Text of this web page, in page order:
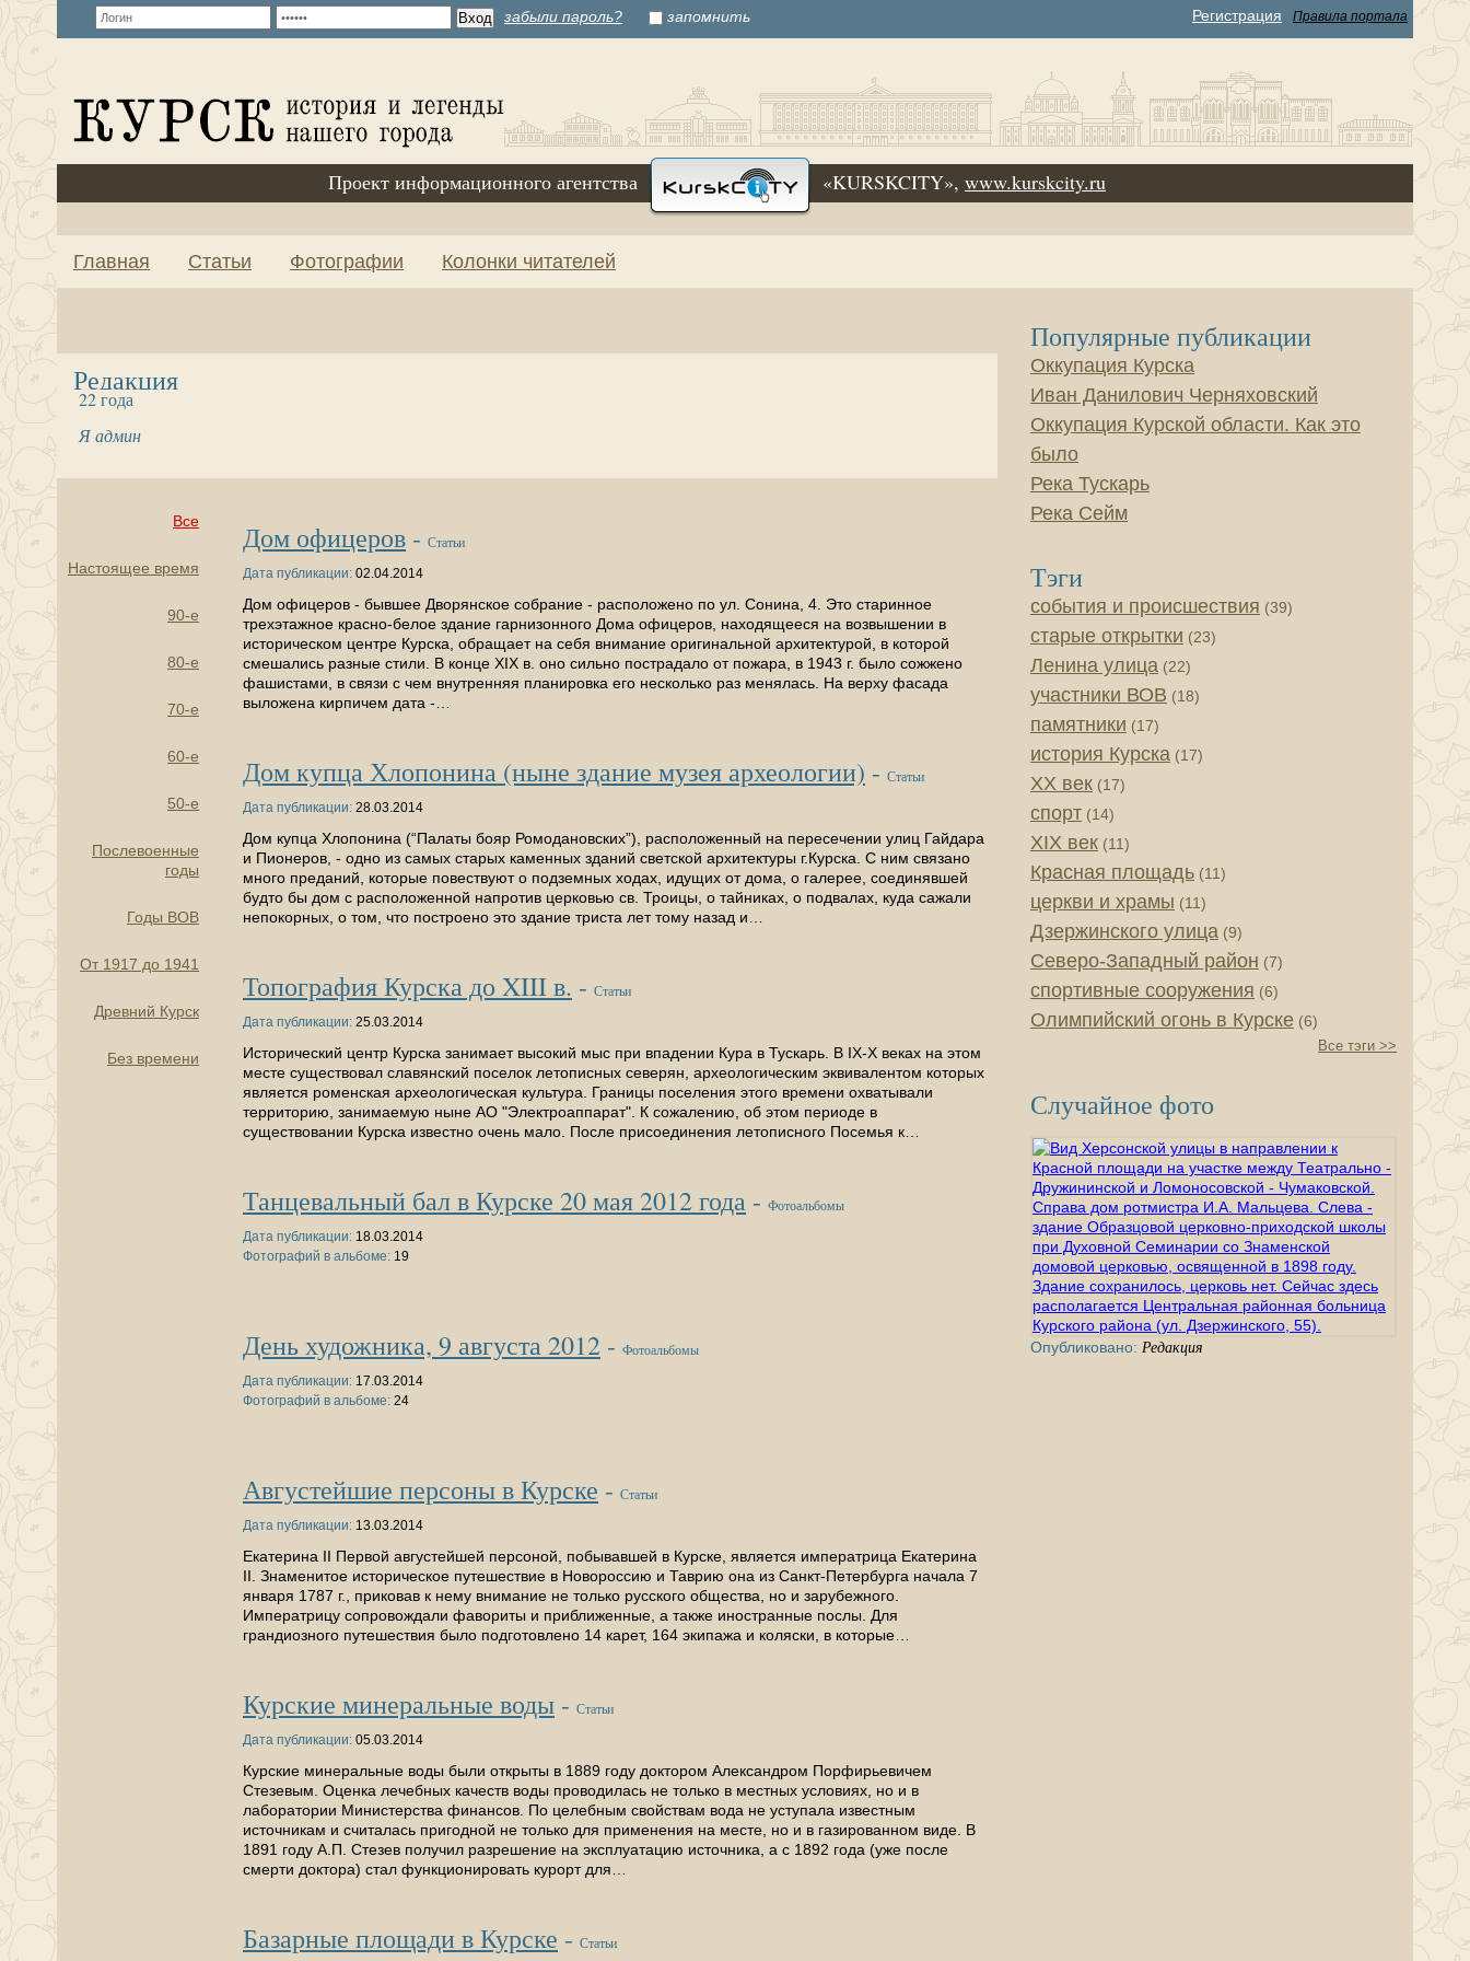
забыли пароль? запомнить Регистрация Правила портала
Проект информационного агентства «KURSKCITY», www.kurskcity.ru
Главная Статьи Фотографии Колонки читателей
Редакция
22 года
Я админ
Все
Настоящее время
90-е
80-е
70-е
60-е
50-е
Послевоенные
годы
Годы ВОВ
От 1917 до 1941
Древний Курск
Без времени
Дом офицеров - Статьи
Дата публикации: 02.04.2014
Дом офицеров - бывшее Дворянское собрание - расположено по ул. Сонина, 4. Это старинное
трехэтажное красно-белое здание гарнизонного Дома офицеров, находящееся на возвышении в
историческом центре Курска, обращает на себя внимание оригинальной архитектурой, в которой
смешались разные стили. В конце XIX в. оно сильно пострадало от пожара, в 1943 г. было сожжено
фашистами, в связи с чем внутренняя планировка его несколько раз менялась. На верху фасада
выложена кирпичем дата -…
Дом купца Хлопонина (ныне здание музея археологии) - Статьи
Дата публикации: 28.03.2014
Дом купца Хлопонина (“Палаты бояр Ромодановских”), расположенный на пересечении улиц Гайдара
и Пионеров, - одно из самых старых каменных зданий светской архитектуры г.Курска. С ним связано
много преданий, которые повествуют о подземных ходах, идущих от дома, о галерее, соединявшей
будто бы дом с расположенной напротив церковью св. Троицы, о тайниках, о подвалах, куда сажали
непокорных, о том, что построено это здание триста лет тому назад и…
Топография Курска до XIII в. - Статьи
Дата публикации: 25.03.2014
Исторический центр Курска занимает высокий мыс при впадении Кура в Тускарь. В IХ-Х веках на этом
месте существовал славянский поселок летописных северян, археологическим эквивалентом которых
является роменская археологическая культура. Границы поселения этого времени охватывали
территорию, занимаемую ныне АО "Электроаппарат". К сожалению, об этом периоде в
существовании Курска известно очень мало. После присоединения летописного Посемья к…
Танцевальный бал в Курске 20 мая 2012 года - Фотоальбомы
Дата публикации: 18.03.2014
Фотографий в альбоме: 19
День художника, 9 августа 2012 - Фотоальбомы
Дата публикации: 17.03.2014
Фотографий в альбоме: 24
Августейшие персоны в Курске - Статьи
Дата публикации: 13.03.2014
Екатерина II Первой августейшей персоной, побывавшей в Курске, является императрица Екатерина
II. Знаменитое историческое путешествие в Новороссию и Таврию она из Санкт-Петербурга начала 7
января 1787 г., приковав к нему внима­ние не только русского общества, но и зарубежного.
Императрицу сопровождали фавориты и приближенные, а также иностранные послы. Для
грандиозного путешествия было подготовлено 14 карет, 164 экипажа и коляски, в которые…
Курские минеральные воды - Статьи
Дата публикации: 05.03.2014
Курские минеральные воды были открыты в 1889 году доктором Александром Порфирьевичем
Стезевым. Оценка лечебных качеств воды проводилась не только в местных условиях, но и в
лаборатории Министерства финансов. По целебным свойствам вода не уступала известным
источникам и считалась пригодной не только для применения на месте, но и в газированном виде. В
1891 году А.П. Стезев получил разрешение на эксплуатацию источника, а с 1892 года (уже после
смерти доктора) стал функционировать курорт для…
Базарные площади в Курске - Статьи
Популярные публикации
Оккупация Курска
Иван Данилович Черняховский
Оккупация Курской области. Как это
было
Река Тускарь
Река Сейм
Тэги
события и происшествия (39)
старые открытки (23)
Ленина улица (22)
участники ВОВ (18)
памятники (17)
история Курска (17)
XX век (17)
спорт (14)
XIX век (11)
Красная площадь (11)
церкви и храмы (11)
Дзержинского улица (9)
Северо-Западный район (7)
спортивные сооружения (6)
Олимпийский огонь в Курске (6)
Все тэги >>
Случайное фото
Опубликовано: Редакция